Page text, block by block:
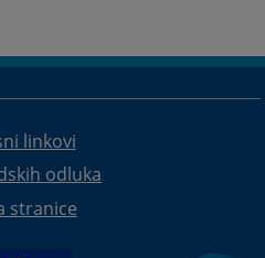
linkovi
odluka
stranice